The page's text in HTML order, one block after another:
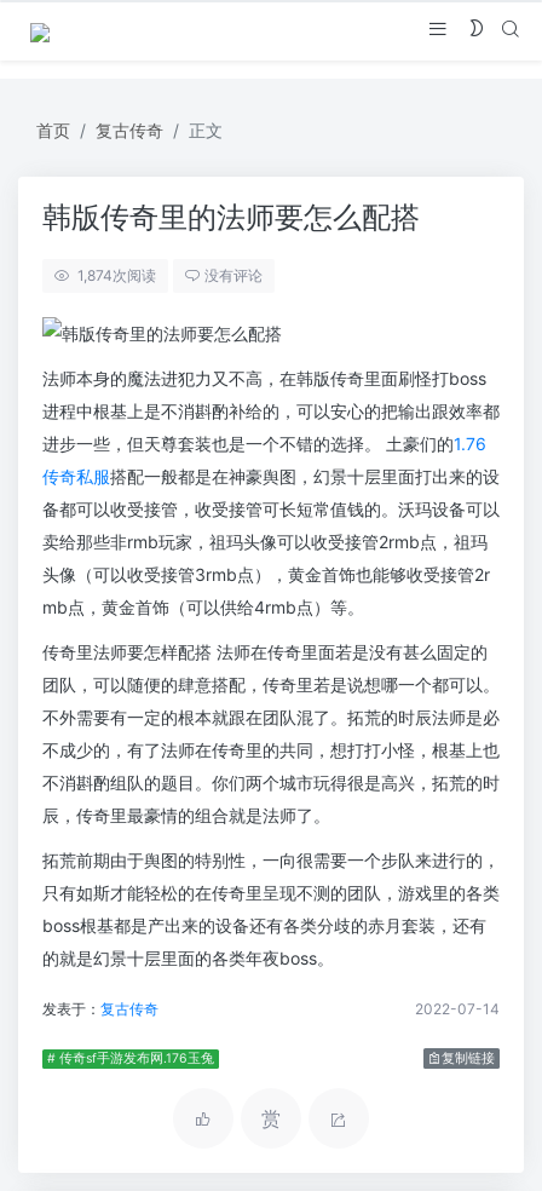
首页 复古传奇 正文
韩版传奇里的法师要怎么配搭
1,874次阅读 没有评论
法师本身的魔法进犯力又不高，在韩版传奇里面刷怪打boss
进程中根基上是不消斟酌补给的，可以安心的把输出跟效率都
进步一些，但天尊套装也是一个不错的选择。 土豪们的1.76
传奇私服搭配一般都是在神豪舆图，幻景十层里面打出来的设
备都可以收受接管，收受接管可长短常值钱的。沃玛设备可以
卖给那些非rmb玩家，祖玛头像可以收受接管2rmb点，祖玛
头像（可以收受接管3rmb点），黄金首饰也能够收受接管2r
mb点，黄金首饰（可以供给4rmb点）等。
传奇里法师要怎样配搭 法师在传奇里面若是没有甚么固定的
团队，可以随便的肆意搭配，传奇里若是说想哪一个都可以。
不外需要有一定的根本就跟在团队混了。拓荒的时辰法师是必
不成少的，有了法师在传奇里的共同，想打打小怪，根基上也
不消斟酌组队的题目。你们两个城市玩得很是高兴，拓荒的时
辰，传奇里最豪情的组合就是法师了。
拓荒前期由于舆图的特别性，一向很需要一个步队来进行的，
只有如斯才能轻松的在传奇里呈现不测的团队，游戏里的各类
boss根基都是产出来的设备还有各类分歧的赤月套装，还有
的就是幻景十层里面的各类年夜boss。
发表于： 复古传奇 2022-07-14
# 传奇sf手游发布网.176玉兔 复制链接
赏